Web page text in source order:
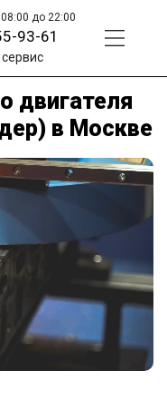
до 22:00
93-61
двигателя
в Москве